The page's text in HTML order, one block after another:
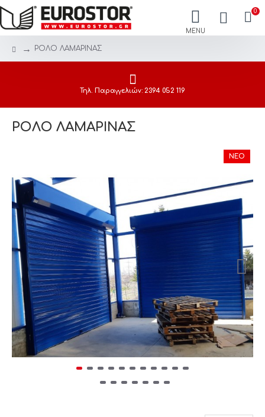
0
ΡΟΛΟ ΛΑΜΑΡΙΝΑΣ
Τηλ. Παραγγελιών: 2394 052 119
ΡΟΛΟ ΛΑΜΑΡΙΝΑΣ
ΝΈΟ